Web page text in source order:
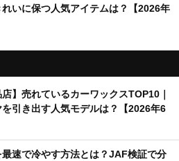
れいに保つ人気アイテムは？【2026年
店】売れているカーワックスTOP10｜
引き出す人気モデルは？【2026年6
速で冷やす方法とは？JAF検証で分